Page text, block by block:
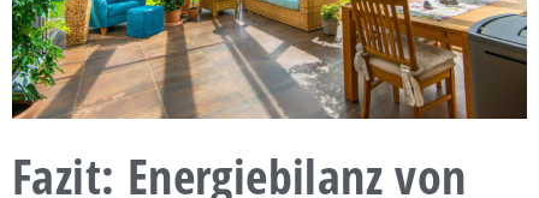
Fazit: Energiebilanz von